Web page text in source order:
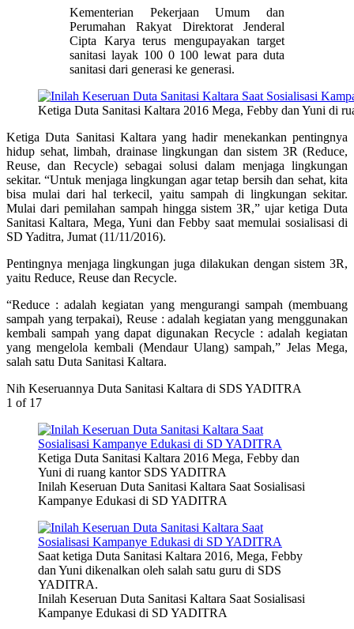
Kementerian Pekerjaan Umum dan
Perumahan Rakyat Direktorat Jenderal
Cipta Karya terus mengupayakan target
sanitasi layak 100 0 100 lewat para duta
sanitasi dari generasi ke generasi.
Ketiga Duta Sanitasi Kaltara 2016 Mega, Febby dan Yuni di
Ketiga Duta Sanitasi Kaltara yang hadir menekankan pentingnya
hidup sehat, limbah, drainase lingkungan dan sistem 3R (Reduce,
Reuse, dan Recycle) sebagai solusi dalam menjaga lingkungan
sekitar. “Untuk menjaga lingkungan agar tetap bersih dan sehat, kita
bisa mulai dari hal terkecil, yaitu sampah di lingkungan sekitar.
Mulai dari pemilahan sampah hingga sistem 3R,” ujar ketiga Duta
Sanitasi Kaltara, Mega, Yuni dan Febby saat memulai sosialisasi di
SD Yaditra, Jumat (11/11/2016).
Pentingnya menjaga lingkungan juga dilakukan dengan sistem 3R,
yaitu Reduce, Reuse dan Recycle.
“Reduce : adalah kegiatan yang mengurangi sampah (membuang
sampah yang terpakai), Reuse : adalah kegiatan yang menggunakan
kembali sampah yang dapat digunakan Recycle : adalah kegiatan
yang mengelola kembali (Mendaur Ulang) sampah,” Jelas Mega,
salah satu Duta Sanitasi Kaltara.
Nih Keseruannya Duta Sanitasi Kaltara di SDS YADITRA
1 of 17
Ketiga Duta Sanitasi Kaltara 2016 Mega, Febby dan
Yuni di ruang kantor SDS YADITRA
Inilah Keseruan Duta Sanitasi Kaltara Saat Sosialisasi
Kampanye Edukasi di SD YADITRA
Saat ketiga Duta Sanitasi Kaltara 2016, Mega, Febby
dan Yuni dikenalkan oleh salah satu guru di SDS
YADITRA.
Inilah Keseruan Duta Sanitasi Kaltara Saat Sosialisasi
Kampanye Edukasi di SD YADITRA